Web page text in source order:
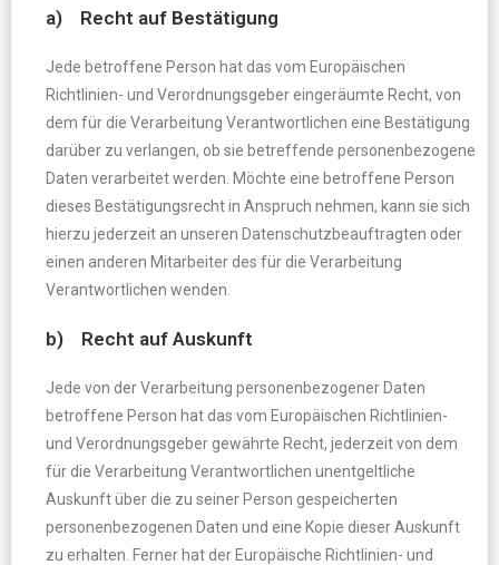
a) Recht auf Bestätigung
Jede betroffene Person hat das vom Europäischen
Richtlinien- und Verordnungsgeber eingeräumte Recht, von
dem für die Verarbeitung Verantwortlichen eine Bestätigung
darüber zu verlangen, ob sie betreffende personenbezogene
Daten verarbeitet werden. Möchte eine betroffene Person
dieses Bestätigungsrecht in Anspruch nehmen, kann sie sich
hierzu jederzeit an unseren Datenschutzbeauftragten oder
einen anderen Mitarbeiter des für die Verarbeitung
Verantwortlichen wenden.
b) Recht auf Auskunft
Jede von der Verarbeitung personenbezogener Daten
betroffene Person hat das vom Europäischen Richtlinien-
und Verordnungsgeber gewährte Recht, jederzeit von dem
für die Verarbeitung Verantwortlichen unentgeltliche
Auskunft über die zu seiner Person gespeicherten
personenbezogenen Daten und eine Kopie dieser Auskunft
zu erhalten. Ferner hat der Europäische Richtlinien- und